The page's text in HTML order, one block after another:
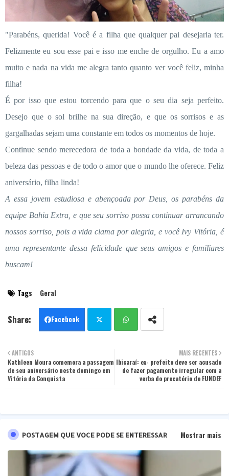
"Parabéns, querida! Você é a filha que qualquer pai desejaria ter.
Felizmente eu sou esse pai e isso me enche de orgulho. Eu a amo
muito e nada na vida me alegra tanto quanto ver você feliz, minha
filha!
É por isso que estou torcendo para que o seu dia seja perfeito.
Desejo que o sol brilhe na sua direção, e que os sorrisos e as
gargalhadas sejam uma constante em todos os momentos de hoje.
Continue sendo merecedora de toda a bondade da vida, de toda a
beleza das pessoas e de todo o amor que o mundo lhe oferece. Feliz
aniversário, filha linda!
A essa jovem estudiosa e abençoada por Deus, os parabéns da
equipe Bahia Extra, e que seu sorriso possa continuar arrancando
nossos sorriso, pois a vida clama por alegria, e você Ivy Vitória, é
uma representante dessa felicidade que seus amigos e familiares
buscam!
Tags Geral
Facebook
ter tsa
MAIS RECENTES
Ibicaraí: ex- prefeito deve ser acusado
de fazer pagamento irregular com a
verba do precatório do FUNDEF
ANTIGOS
Kathleen Moura comemora a passagem
de seu aniversário neste domingo em
Vitória da Conquista
POSTAGEM QUE VOCE PODE SE ENTERESSAR Mostrar mais